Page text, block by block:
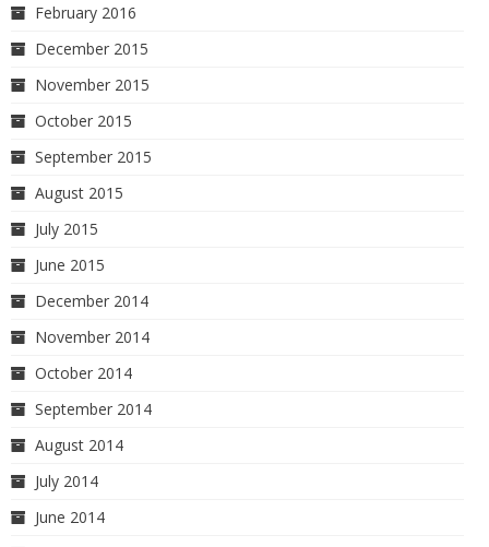
February 2016
December 2015
November 2015
October 2015
September 2015
August 2015
July 2015
June 2015
December 2014
November 2014
October 2014
September 2014
August 2014
July 2014
June 2014